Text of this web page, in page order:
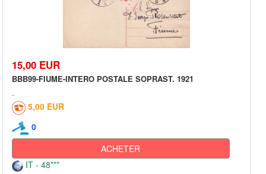
15,00 EUR
BBB99-FIUME-INTERO POSTALE SOPRAST. 1921
5,00 EUR
0
ACHETER
IT - 48***